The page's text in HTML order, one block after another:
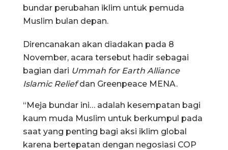
bundar perubahan iklim untuk pemuda
Muslim bulan depan.
Direncanakan akan diadakan pada 8
November, acara tersebut hadir sebagai
bagian dari Ummah for Earth Alliance
Islamic Reliefdan Greenpeace MENA.
“Meja bundar ini… adalah kesempatan bagi
kaum muda Muslim untuk berkumpul pada
saat yang penting bagi aksi iklim global
karena bertepatan dengan negosiasi COP